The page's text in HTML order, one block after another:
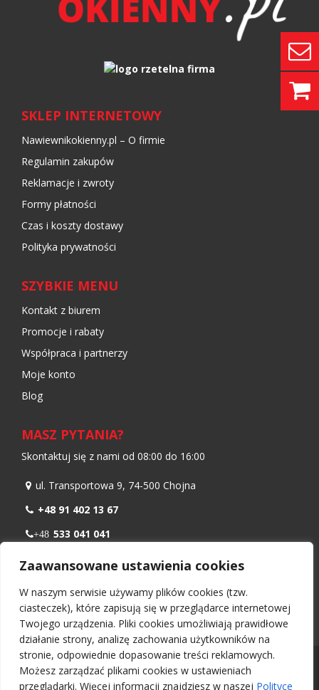
Zaawansowane ustawienia cookies
W naszym serwisie używamy plików cookies (tzw.
ciasteczek), które zapisują się w przeglądarce internetowej
Twojego urządzenia. Pliki cookies umożliwiają prawidłowe
działanie strony, analizę zachowania użytkowników na
stronie, odpowiednie dopasowanie treści reklamowych.
Możesz zarządzać plikami cookies w ustawieniach
przeglądarki. Więcej informacji znajdziesz w naszej Polityce
SKLEP INTERNETOWY
Nawiewnikokienny.pl – O firmie
Regulamin zakupów
Reklamacje i zwroty
Formy płatności
Czas i koszty dostawy
Polityka prywatności
SZYBKIE MENU
Kontakt z biurem
Promocje i rabaty
Współpraca i partnerzy
Moje konto
Blog
MASZ PYTANIA?
Skontaktuj się z nami od 08:00 do 16:00
ul. Transportowa 9, 74-500 Chojna
+48 91 402 13 67
+48 533 041 041
Pn – Pt: 08:00 – 16:00
Wszelkie prawa zastrzeżone 2026 -Nawiewnikokienny.pl
Projekt i wykonanie:
UI Ozga Daniel